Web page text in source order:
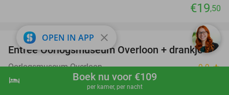
shopping_cart Boek nu
hotel Boek nu voor €109
per kamer, per nacht
€19,50
15%
favorite_border
Entree Oorlogsmuseum Overloon + drankje
Oorlogsmuseum Overloon 9.9star
Overloon
OPEN IN APP close